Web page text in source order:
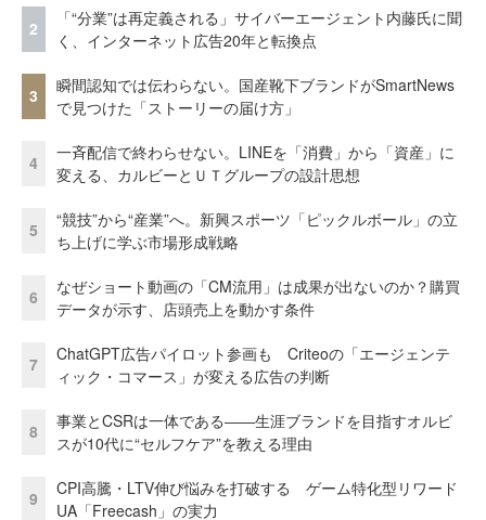
2
「“分業”は再定義される」サイバーエージェント内藤氏に聞
く、インターネット広告20年と転換点
3
瞬間認知では伝わらない。国産靴下ブランドがSmartNews
で見つけた「ストーリーの届け方」
4
一斉配信で終わらせない。LINEを「消費」から「資産」に
変える、カルビーとＵＴグループの設計思想
5
“競技”から“産業”へ。新興スポーツ「ピックルボール」の立
ち上げに学ぶ市場形成戦略
6
なぜショート動画の「CM流用」は成果が出ないのか？購買
データが示す、店頭売上を動かす条件
7
ChatGPT広告パイロット参画も Criteoの「エージェンテ
ィック・コマース」が変える広告の判断
8
事業とCSRは一体である――生涯ブランドを目指すオルビ
スが10代に“セルフケア”を教える理由
9
CPI高騰・LTV伸び悩みを打破する ゲーム特化型リワード
UA「Freecash」の実力